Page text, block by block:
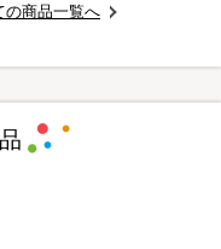
の商品一覧へ